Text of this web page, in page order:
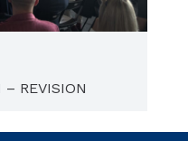
– REVISION